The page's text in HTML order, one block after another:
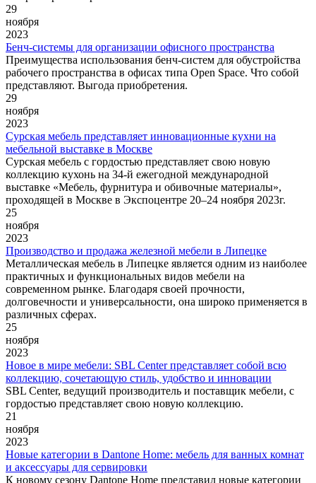
29
ноября
2023
Бенч-системы для организации офисного пространства
Преимущества использования бенч-систем для обустройства
рабочего пространства в офисах типа Open Space. Что собой
представляют. Выгода приобретения.
29
ноября
2023
Сурская мебель представляет инновационные кухни на
мебельной выставке в Москве
Сурская мебель с гордостью представляет свою новую
коллекцию кухонь на 34-й ежегодной международной
выставке «Мебель, фурнитура и обивочные материалы»,
проходящей в Москве в Экспоцентре 20–24 ноября 2023г.
25
ноября
2023
Производство и продажа железной мебели в Липецке
Металлическая мебель в Липецке является одним из наиболее
практичных и функциональных видов мебели на
современном рынке. Благодаря своей прочности,
долговечности и универсальности, она широко применяется в
различных сферах.
25
ноября
2023
Новое в мире мебели: SBL Center представляет собой всю
коллекцию, сочетающую стиль, удобство и инновации
SBL Center, ведущий производитель и поставщик мебели, с
гордостью представляет свою новую коллекцию.
21
ноября
2023
Новые категории в Dantone Home: мебель для ванных комнат
и аксессуары для сервировки
К новому сезону Dantone Home представил новые категории